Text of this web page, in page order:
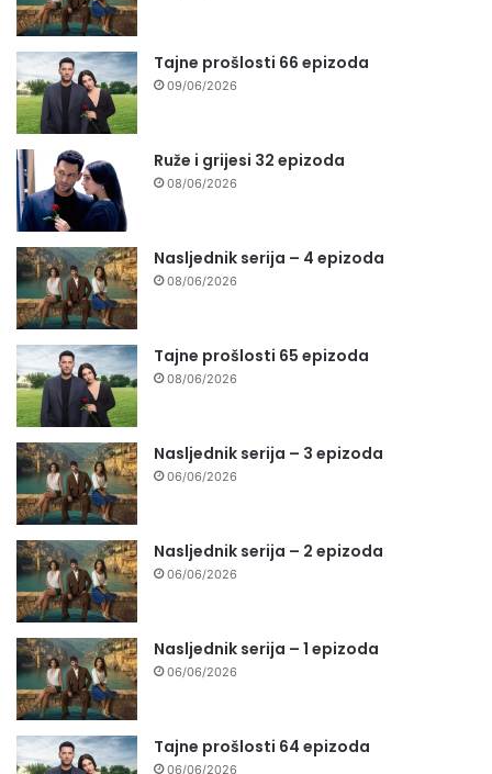
Tajne prošlosti 66 epizoda
09/06/2026
Ruže i grijesi 32 epizoda
08/06/2026
Nasljednik serija – 4 epizoda
08/06/2026
Tajne prošlosti 65 epizoda
08/06/2026
Nasljednik serija – 3 epizoda
06/06/2026
Nasljednik serija – 2 epizoda
06/06/2026
Nasljednik serija – 1 epizoda
06/06/2026
Tajne prošlosti 64 epizoda
06/06/2026